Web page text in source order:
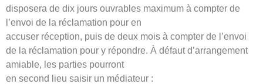
disposera de dix jours ouvrables maximum à compter de
l’envoi de la réclamation pour en
accuser réception, puis de deux mois à compter de l’envoi
de la réclamation pour y répondre. À défaut d’arrangement
amiable, les parties pourront
en second lieu saisir un médiateur :